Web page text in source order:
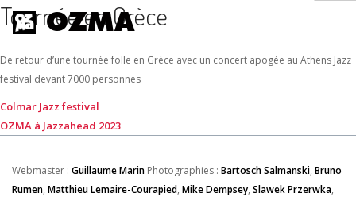
OZMA
HOME
TOUR
VIDÉOS
Tournée en Grèce
De retour d’une tournée folle en Grèce avec un concert apogée au Athens Jazz
festival devant 7000 personnes
Navigation
de
l’article
Colmar Jazz festival
OZMA à Jazzahead 2023
Webmaster : Guillaume Marin Photographies : Bartosch Salmanski, Bruno
Rumen, Matthieu Lemaire-Courapied, Mike Dempsey, Slawek Przerwka,